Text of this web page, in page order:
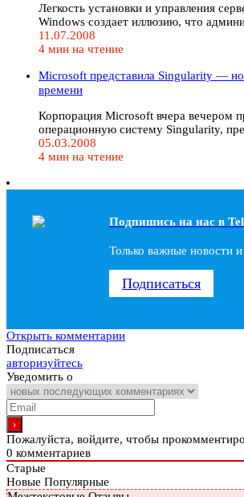
Легкость установки и управления
Windows создает иллюзию, что
11.07.2008
4 мин на чтение
Microsoft представила Singularity —
времени
Корпорация Microsoft вчера вечером
операционную систему Singularity,
05.03.2008
4 мин на чтение
Подпишись на наc в
Только важные новости
Подписаться
Открыть комментарии
Подписаться
авторизуйтесь
Уведомить о
Пожалуйста, войдите, чтобы
0 комментариев
Старые
Новые Популярные